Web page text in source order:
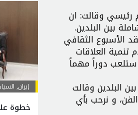
رئيسي وقالت: ان
بين البلدين.
الأسبوع الثقافي
العلاقات
ستلعب دوراً مهماً
البلدين وقالت
و نرحب بأي
إيران,
خطوة